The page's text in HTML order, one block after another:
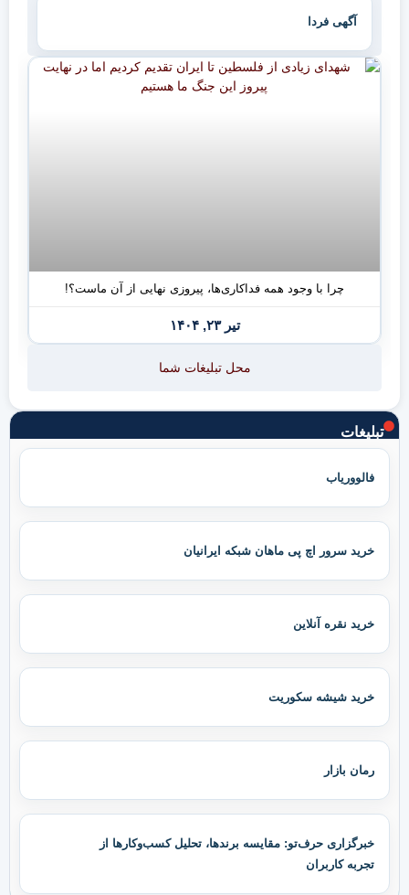
تبلیغات
فالووریاب
خرید سرور اچ پی ماهان شبکه ایرانیان
خرید نقره آنلاین
خرید شیشه سکوریت
رمان بازار
خبرگزاری حرف‌تو: مقایسه برندها، تحلیل کسب‌وکارها از
تجربه کاربران
آگهی فردا
چرا با وجود همه فداکاری‌ها، پیروزی نهایی از آن ماست؟!
تیر ۲۳, ۱۴۰۴
محل تبلیغات شما